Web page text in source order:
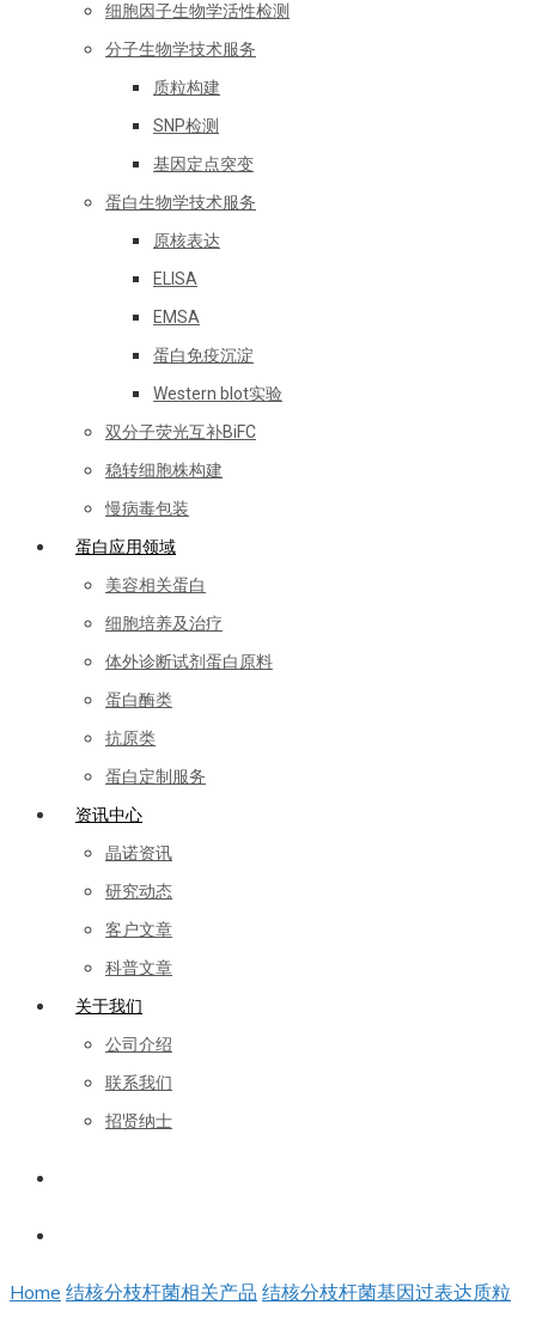
细胞因子生物学活性检测
分子生物学技术服务
质粒构建
SNP检测
基因定点突变
蛋白生物学技术服务
原核表达
ELISA
EMSA
蛋白免疫沉淀
Western blot实验
双分子荧光互补BiFC
稳转细胞株构建
慢病毒包装
蛋白应用领域
美容相关蛋白
细胞培养及治疗
体外诊断试剂蛋白原料
蛋白酶类
抗原类
蛋白定制服务
资讯中心
晶诺资讯
研究动态
客户文章
科普文章
关于我们
公司介绍
联系我们
招贤纳士
Home 结核分枝杆菌相关产品 结核分枝杆菌基因过表达质粒